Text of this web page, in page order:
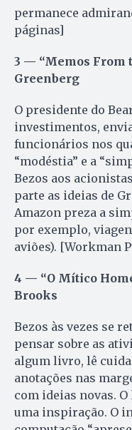
permanece
páginas]
3 — “Memos From
Greenberg
O presidente do
investimentos,
funcionários nos
“modéstia” e a
Bezos aos
parte as ideias de
Amazon preza a
por exemplo,
aviões). [Workman
4 — “O Mítico
Brooks
Bezos às vezes se
pensar sobre as
algum livro, lê
anotações nas
com ideias novas.
uma inspiração. O